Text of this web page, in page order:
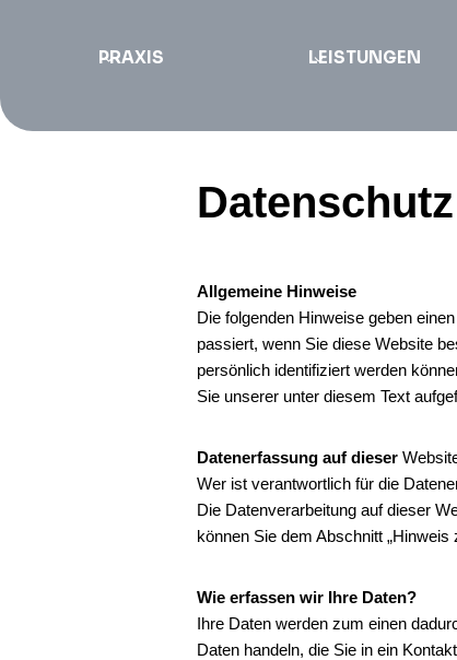
PRAXIS LEISTUNGEN
Datenschutz
Allgemeine Hinweise
Die folgenden Hinweise geben
passiert, wenn Sie diese Website
persönlich identifiziert werden
Sie unserer unter diesem Text
Datenerfassung auf dieser
Wer ist verantwortlich für die
Die Datenverarbeitung auf dieser
können Sie dem Abschnitt
Wie erfassen wir Ihre Daten?
Ihre Daten werden zum einen
Daten handeln, die Sie in ein